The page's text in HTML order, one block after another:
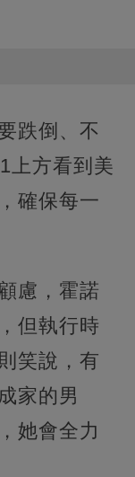
跌倒、不
上方看到美
確保每一
慮，霍諾
但執行時
笑說，有
家的男
她會全力